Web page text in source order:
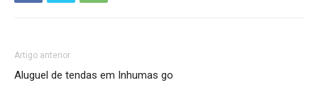
Artigo anterior
Aluguel de tendas em Inhumas go